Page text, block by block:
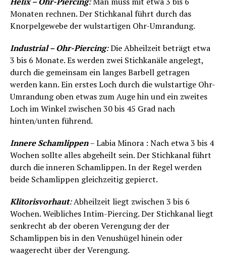
Monaten rechnen. Der Stichkanal führt durch das
Knorpelgewebe der wulstartigen Ohr-Umrandung.
Industrial – Ohr-Piercing:Die Abheilzeit beträgt etwa
3 bis 6 Monate. Es werden zwei Stichkanäle angelegt,
durch die gemeinsam ein langes Barbell getragen
werden kann. Ein erstes Loch durch die wulstartige Ohr-
Umrandung oben etwas zum Auge hin und ein zweites
Loch im Winkel zwischen 30 bis 45 Grad nach
hinten/unten führend.
Innere Schamlippen– Labia Minora : Nach etwa 3 bis 4
Wochen sollte alles abgeheilt sein. Der Stichkanal führt
durch die inneren Schamlippen. In der Regel werden
beide Schamlippen gleichzeitig gepierct.
Klitorisvorhaut:Abheilzeit liegt zwischen 3 bis 6
Wochen. Weibliches Intim-Piercing. Der Stichkanal liegt
senkrecht ab der oberen Verengung der der
Schamlippen bis in den Venushügel hinein oder
waagerecht über der Verengung.